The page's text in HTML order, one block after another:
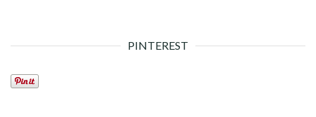
PINTEREST